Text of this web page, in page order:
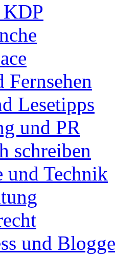
Lesetipps
und PR
schreiben
und Technik
und